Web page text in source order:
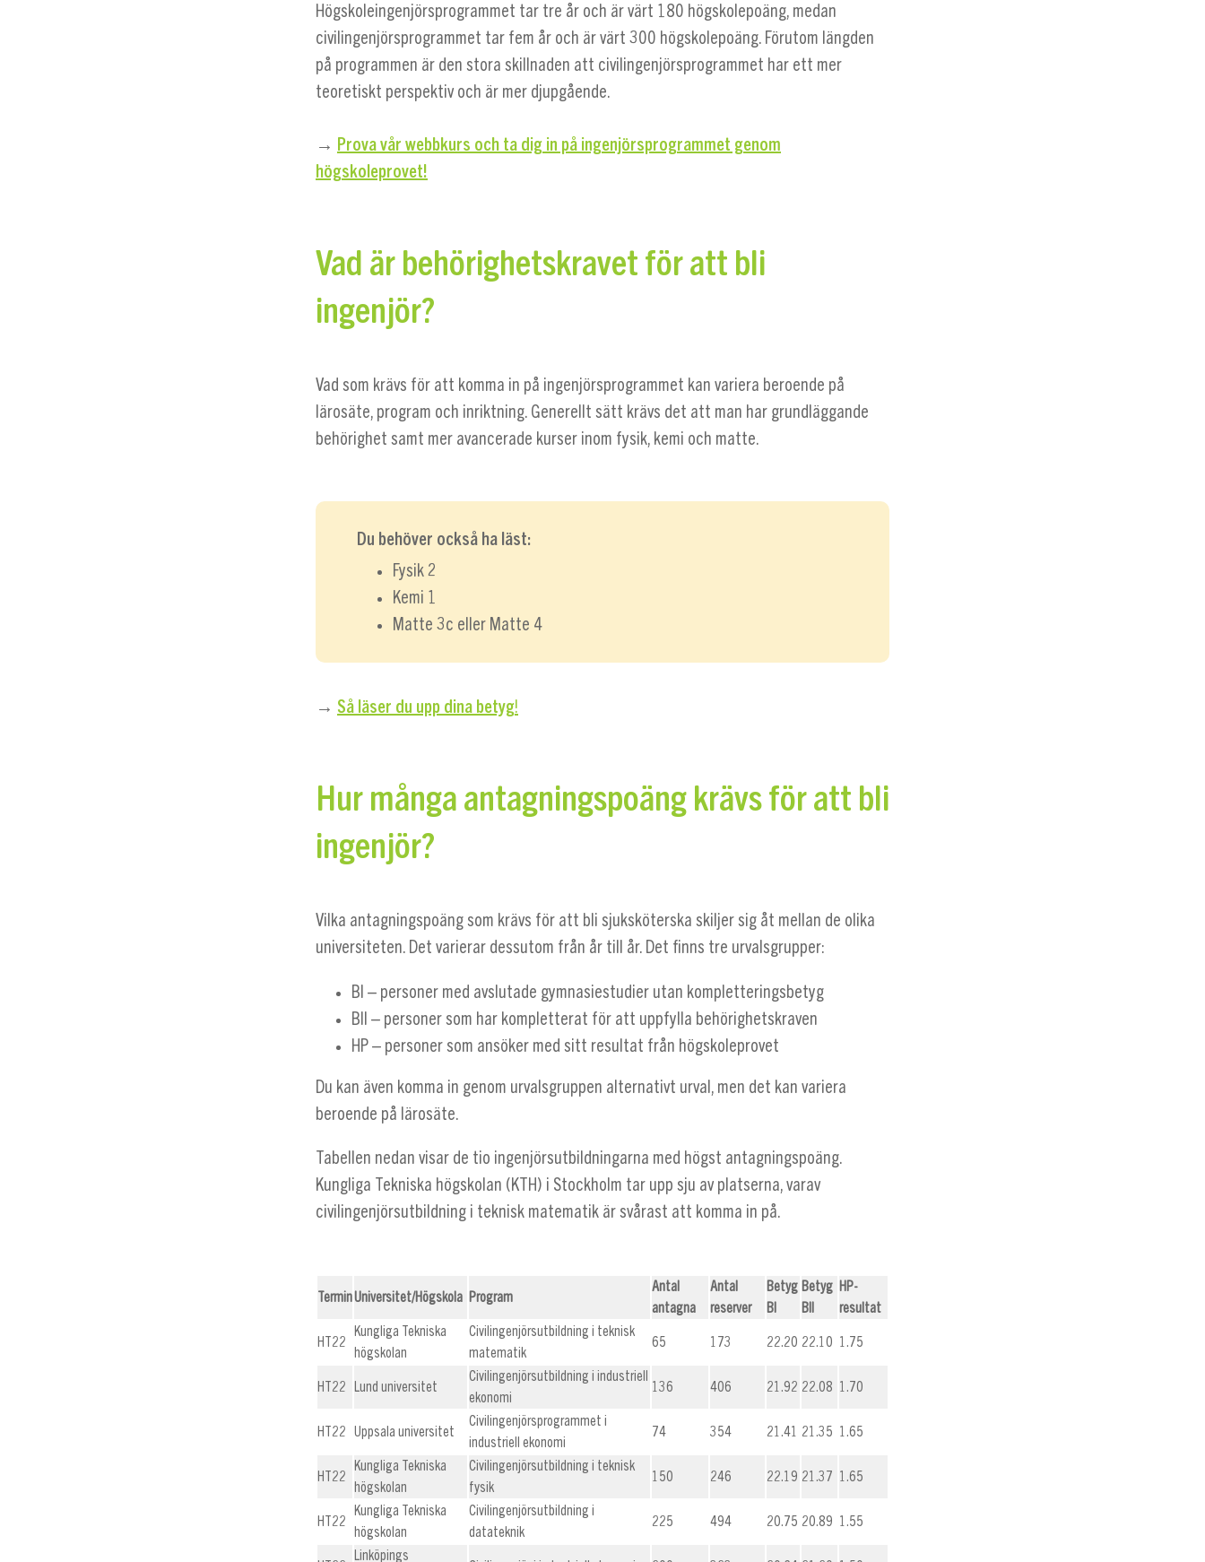
Högskoleingenjörsprogrammet tar tre år och är värt 180 högskolepoäng, medan
civilingenjörsprogrammet tar fem år och är värt 300 högskolepoäng. Förutom längden
på programmen är den stora skillnaden att civilingenjörsprogrammet har ett mer
teoretiskt perspektiv och är mer djupgående.
→ Prova vår webbkurs och ta dig in på ingenjörsprogrammet genom
högskoleprovet!
Vad är behörighetskravet för att bli
ingenjör?
Vad som krävs för att komma in på ingenjörsprogrammet kan variera beroende på
lärosäte, program och inriktning. Generellt sätt krävs det att man har grundläggande
behörighet samt mer avancerade kurser inom fysik, kemi och matte.
Du behöver också ha läst:
Fysik 2
Kemi 1
Matte 3c eller Matte 4
→ Så läser du upp dina betyg!
Hur många antagningspoäng krävs för att bli
ingenjör?
Vilka antagningspoäng som krävs för att bli sjuksköterska skiljer sig åt mellan de olika
universiteten. Det varierar dessutom från år till år. Det finns tre urvalsgrupper:
BI – personer med avslutade gymnasiestudier utan kompletteringsbetyg
BII – personer som har kompletterat för att uppfylla behörighetskraven
HP – personer som ansöker med sitt resultat från högskoleprovet
Du kan även komma in genom urvalsgruppen alternativt urval, men det kan variera
beroende på lärosäte.
Tabellen nedan visar de tio ingenjörsutbildningarna med högst antagningspoäng.
Kungliga Tekniska högskolan (KTH) i Stockholm tar upp sju av platserna, varav
civilingenjörsutbildning i teknisk matematik är svårast att komma in på.
TerminUniversitet/Högskola Program
Antal
antagna
Antal
reserver
Betyg
BI
Betyg
BII
HP-
resultat
HT22
Kungliga Tekniska
högskolan
Civilingenjörsutbildning i teknisk
matematik
65 173 22.20 22.10 1.75
HT22 Lund universitet
Civilingenjörsutbildning i industriell
ekonomi
136 406 21.92 22.08 1.70
HT22 Uppsala universitet
Civilingenjörsprogrammet i
industriell ekonomi
74 354 21.41 21.35 1.65
HT22
Kungliga Tekniska
högskolan
Civilingenjörsutbildning i teknisk
fysik
150 246 22.19 21.37 1.65
HT22
Kungliga Tekniska
högskolan
Civilingenjörsutbildning i
datateknik
225 494 20.75 20.89 1.55
Linköpings